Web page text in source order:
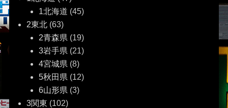
ー
シ
ョ
1北海道 (45)
2東北(63)
2青森県 (19)
3岩手県 (21)
4宮城県 (8)
5秋田県 (12)
6山形県 (3)
3関東 (102)